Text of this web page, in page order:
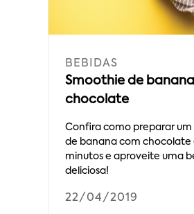
BEBIDAS
Smoothie de
chocolate
Confira como preparar um
de banana com chocolate
minutos e aproveite uma
deliciosa!
22/04/2019